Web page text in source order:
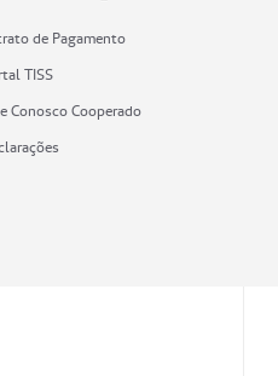
de Pagamento
TISS
Conosco Cooperado